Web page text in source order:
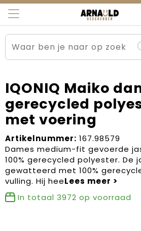
Relatiegeschenken
Sportkleding
Werkkleding
Kleding en textiel
Tassen
Beurs en Evenementen
Brievenbuspakketten
Carnaval
Dag van de Zorg
Kerstartikelen
Kerstpakketten
Kraamcadeaus
Arnauld Kerstpakketten
MijnEigenKadootje
Ons team
Contact
Blogs
IQONIQ Maiko
gerecycled
met voering
Artikelnummer: 167.98579
Dames medium-fit gevoerde
100% gerecycled polyester. De
gewatteerd met 100%
vulling. Hij hee
In totaal 3972 op voorraad